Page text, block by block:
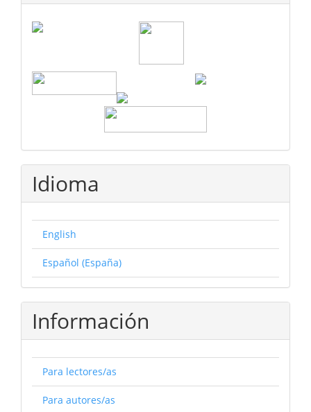
Idioma
English
Español (España)
Información
Para lectores/as
Para autores/as